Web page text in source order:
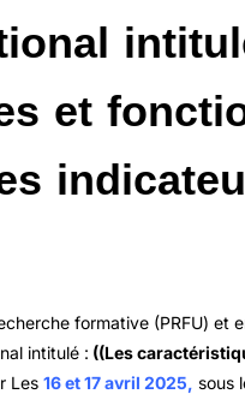
et
formative (PRFU)
intitulé : ((Les
Les 16 et 17 avril 2025, sous